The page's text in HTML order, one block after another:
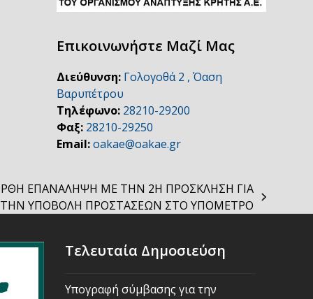
Επικοινωνήστε Μαζί Μας
Διεύθυνση: Γολογοθά 2 , Όαση
Βαρυπέτρου
Τηλέφωνο: 28210-29200
Φαξ: 28210-29250
Email:oakae@oakae.gr
ΕΠΑΝΑΛΗΨΗ ΜΕ ΤΗΝ 2Η ΠΡΟΣΚΛΗΣΗ ΓΙΑ
ΤΗΝ ΥΠΟΒΟΛΗ ΠΡΟΣΤΑΣΕΩΝ ΣΤΟ ΥΠΟΜΕΤΡΟ
Τελευταία Δημοσιεύση
Υπογραφή σύμβασης για την